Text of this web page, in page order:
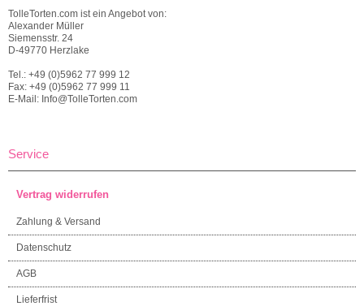
TolleTorten.com ist ein Angebot von:
Alexander Müller
Siemensstr. 24
D-49770 Herzlake
Tel.: +49 (0)5962 77 999 12
Fax: +49 (0)5962 77 999 11
E-Mail: Info@TolleTorten.com
Service
Vertrag widerrufen
Zahlung & Versand
Datenschutz
AGB
Lieferfrist